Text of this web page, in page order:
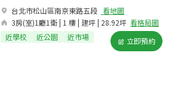
台北市松山區南京東路五段​ 看地圖
3房(室)1廳1衛 | 1 樓 | 建坪 | 28.92坪 看格局圖
近學校 近公園 近市場 立即預約